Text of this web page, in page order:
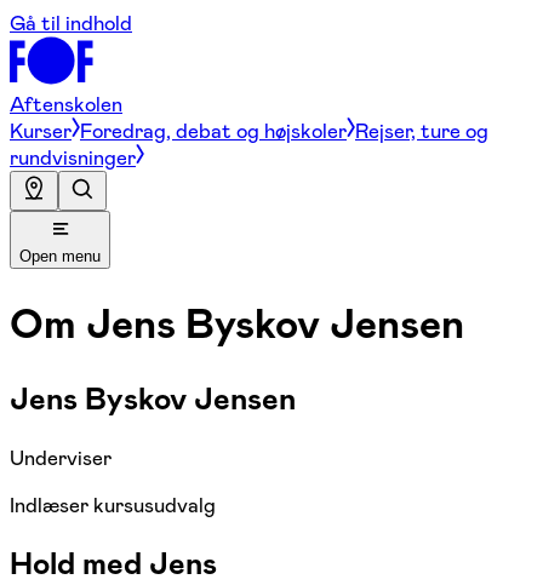
Gå til indhold
Aftenskolen
Kurser Foredrag, debat og højskoler Rejser, ture og
rundvisninger
Open menu
Om Jens Byskov Jensen
Jens Byskov Jensen
Underviser
Indlæser kursusudvalg
Hold med Jens